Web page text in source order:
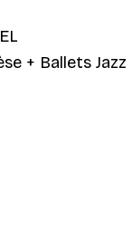
+ Ballets Jazz